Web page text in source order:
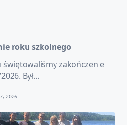
roku szkolnego
świętowaliśmy zakończenie
Był...
2026